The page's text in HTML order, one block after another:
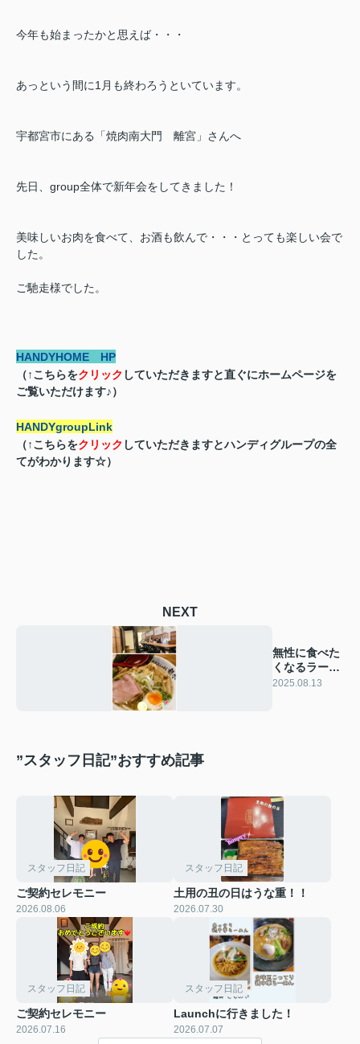
今年も始まったかと思えば・・・
あっという間に1月も終わろうといています。
宇都宮市にある「焼肉南大門 離宮」さんへ
先日、group全体で新年会をしてきました！
美味しいお肉を食べて、お酒も飲んで・・・とっても楽しい会で
した。
ご馳走様でした。
HANDYHOME HP
（↑こちらをクリック していただきますと直ぐにホームページを
ご覧いただけます♪）
HANDYgroupLink
（↑こちらをクリック していただきますとハンディグループの全
てがわかります☆）
NEXT
無性に食べた
くなるラーメ
ン！！
2025.08.13
”スタッフ日記”おすすめ記事
スタッフ日記
ご契約セレモニー
2026.08.06
スタッフ日記
土用の丑の日はうな重！！
2026.07.30
スタッフ日記
ご契約セレモニー
2026.07.16
スタッフ日記
Launchに行きました！
2026.07.07